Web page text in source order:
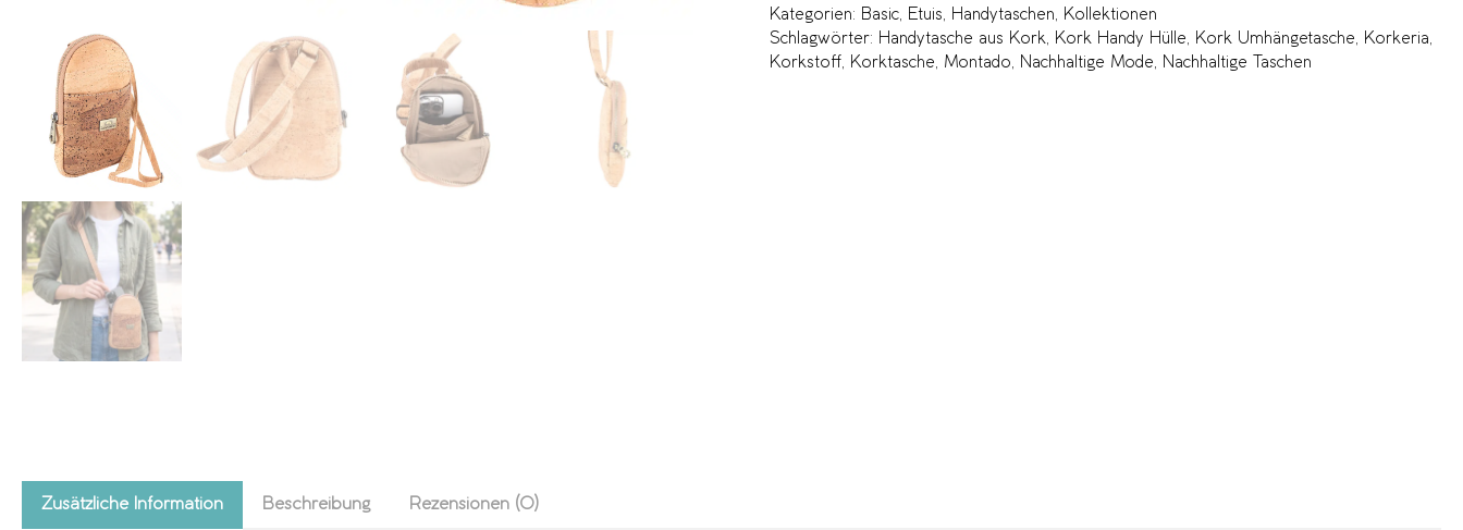
Kategorien: Basic Etuis Handytaschen
Kollektionen
Schlagwörter: Handytasche aus Kork Kork Handy Hülle Kork Umhängetasche Korkeria
Korkstoff
Korktasche Montado Nachhaltige Mode Nachhaltige Taschen
Zusätzliche Information Beschreibung Rezensionen (0)